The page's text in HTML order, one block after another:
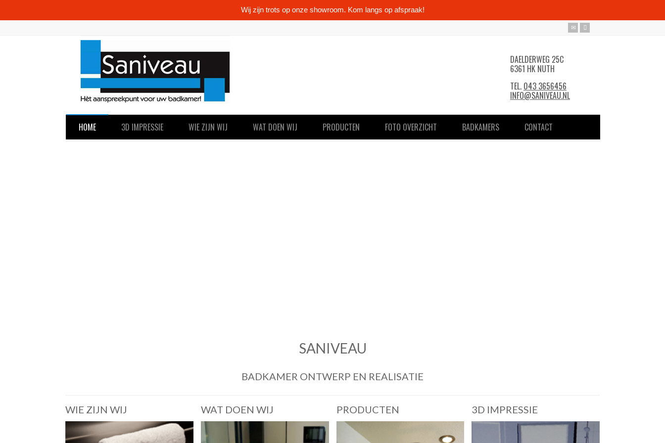
Wij zijn trots op onze showroom. Kom langs op afspraak!
DAELDERWEG 25C
6361 HK NUTH
TEL. 043 3656456
INFO@SANIVEAU.NL
HOME 3D IMPRESSIE WIE ZIJN WIJ WAT DOEN WIJ PRODUCTEN FOTO OVERZICHT BADKAMERS CONTACT
SANIVEAU
BADKAMER ONTWERP EN REALISATIE
WIE ZIJN WIJ WAT DOEN WIJ PRODUCTEN 3D IMPRESSIE